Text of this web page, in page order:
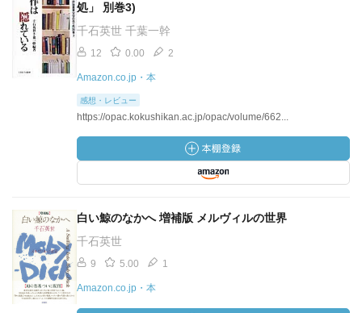
処」 別巻3)
千石英世 千葉一幹
12 0.00 2
Amazon.co.jp・本
感想・レビュー
https://opac.kokushikan.ac.jp/opac/volume/662...
白い鯨のなかへ 増補版 メルヴィルの世界
千石英世
9 5.00 1
Amazon.co.jp・本